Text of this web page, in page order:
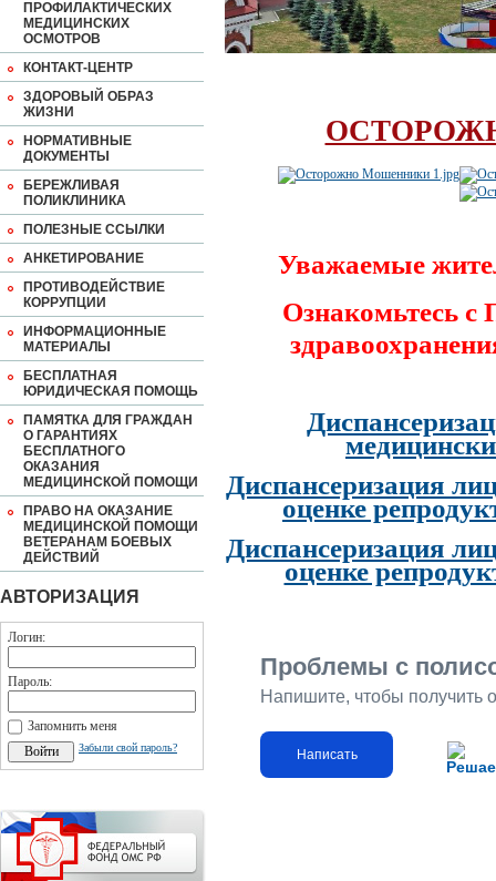
ПРОФИЛАКТИЧЕСКИХ
МЕДИЦИНСКИХ
ОСМОТРОВ
КОНТАКТ-ЦЕНТР
ЗДОРОВЫЙ ОБРАЗ
ЖИЗНИ
НОРМАТИВНЫЕ
ДОКУМЕНТЫ
БЕРЕЖЛИВАЯ
ПОЛИКЛИНИКА
ПОЛЕЗНЫЕ ССЫЛКИ
АНКЕТИРОВАНИЕ
ПРОТИВОДЕЙСТВИЕ
КОРРУПЦИИ
ИНФОРМАЦИОННЫЕ
МАТЕРИАЛЫ
БЕСПЛАТНАЯ
ЮРИДИЧЕСКАЯ ПОМОЩЬ
ПАМЯТКА ДЛЯ ГРАЖДАН
О ГАРАНТИЯХ
БЕСПЛАТНОГО
ОКАЗАНИЯ
МЕДИЦИНСКОЙ ПОМОЩИ
ПРАВО НА ОКАЗАНИЕ
МЕДИЦИНСКОЙ ПОМОЩИ
ВЕТЕРАНАМ БОЕВЫХ
ДЕЙСТВИЙ
АВТОРИЗАЦИЯ
Логин:
Пароль:
Запомнить меня
Забыли свой пароль?
Уважаемые
Ознакомьтесь
Диспансеризация
оценке
Диспансеризация
оценке
Проблемы с
Напишите, чтобы получить
Написать